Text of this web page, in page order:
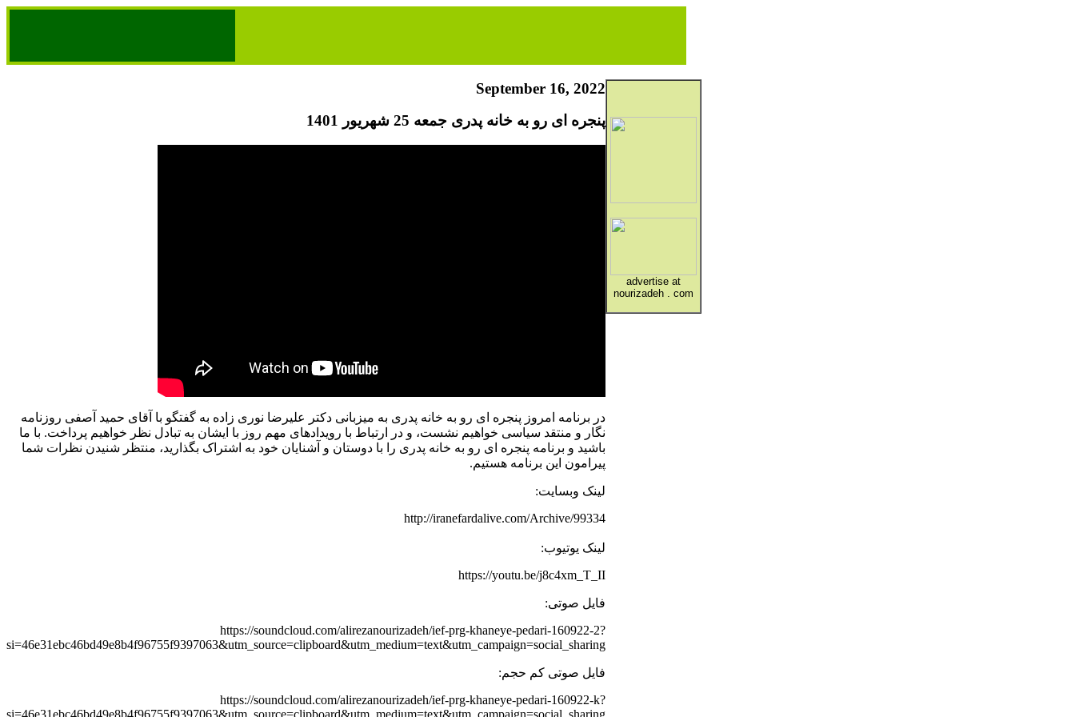
September 16, 2022
پنجره ای رو به خانه پدری جمعه 25 شهریور 1401
در برنامه امروز پنجره ای رو به خانه پدری به میزبانی دکتر علیرضا نوری زاده به گفتگو با آقای حمید آصفی روزنامه
نگار و منتقد سیاسی خواهیم نشست، و در ارتباط با رویدادهای مهم روز با ایشان به تبادل نظر خواهیم پرداخت. با ما
باشید و برنامه پنجره ای رو به خانه پدری را با دوستان و آشنایان خود به اشتراک بگذارید، منتظر شنیدن نظرات شما
پیرامون این برنامه هستیم.
لینک وبسایت:
http://iranefardalive.com/Archive/99334
لینک یوتیوب:
https://youtu.be/j8c4xm_T_II
فایل صوتی:
https://soundcloud.com/alirezanourizadeh/ief-prg-khaneye-pedari-160922-2?
si=46e31ebc46bd49e8b4f96755f9397063&utm_source=clipboard&utm_medium=text&utm_campaign=social_sharing
فایل صوتی کم حجم:
https://soundcloud.com/alirezanourizadeh/ief-prg-khaneye-pedari-160922-k?
advertise at
nourizadeh . com